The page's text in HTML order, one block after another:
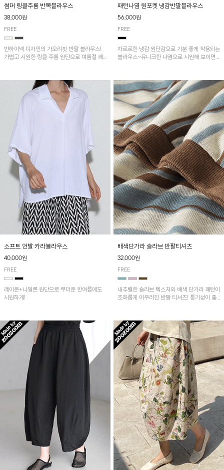
썸머 링클주름 반목블라우스
38,000원
FREE
반하이넥 디자인의 가오리핏 반팔 블라우스!
가볍고 시원한 링클 주름 원단으로 여름철 쾌
패턴나염 원포켓 냉감반팔블라우스
56,000원
FREE
차르르한 냉감 원단감으로 기분 좋게 착용되는
블라우스~유니크한 나염으로 시원해 보이면
소프트 언발 카라블라우스
40,000원
FREE
레이온+나일론 원단으로 무더운 한여름에도
시원하게!
배색단가라 슬라브 반팔티셔츠
32,000원
FREE
내추럴한 슬라브 텍스처와 배색 단가라 패턴이
조화롭게 어우러진 반팔 티셔츠! 통기성이 좋